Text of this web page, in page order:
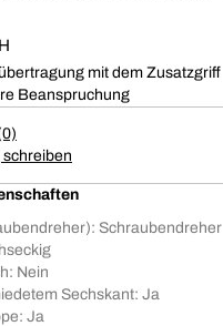
mit dem Zusatzgriff
Beanspruchung
Schraubendreher
Nein
Sechskant: Ja
Ja